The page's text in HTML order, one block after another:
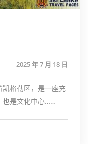
2025 年 7 月 18 日
凯格勒区，是一座充
也是文化中心……